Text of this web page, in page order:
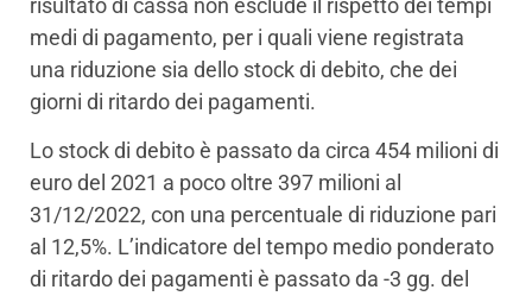
medi di pagamento, per i quali viene registrata
una riduzione sia dello stock di debito, che dei
giorni di ritardo dei pagamenti.
Lo stock di debito è passato da circa 454 milioni di
euro del 2021 a poco oltre 397 milioni al
31/12/2022, con una percentuale di riduzione pari
al 12,5%. L’indicatore del tempo medio ponderato
di ritardo dei pagamenti è passato da -3 gg. del